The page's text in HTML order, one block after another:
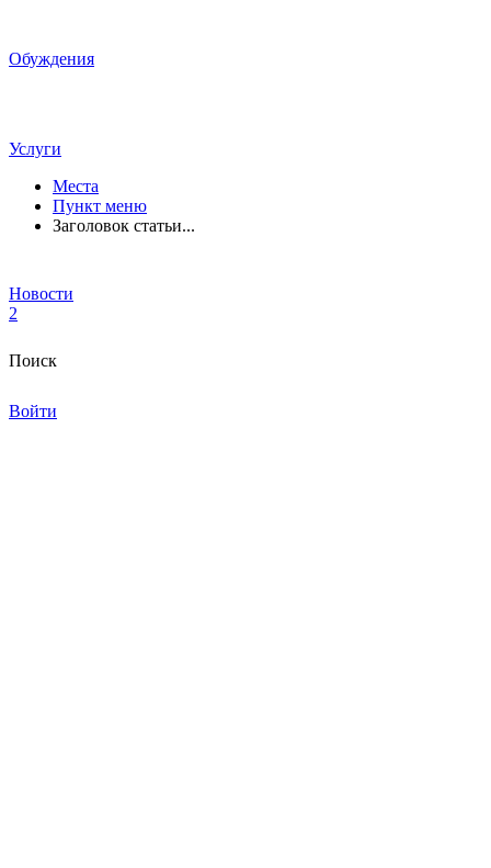
Обуждения
Услуги
Места
Пункт меню
Заголовок статьи...
Новости
2
Поиск
Войти